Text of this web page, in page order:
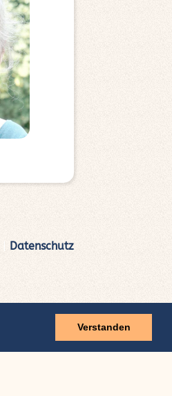
Verstanden
Datenschutz